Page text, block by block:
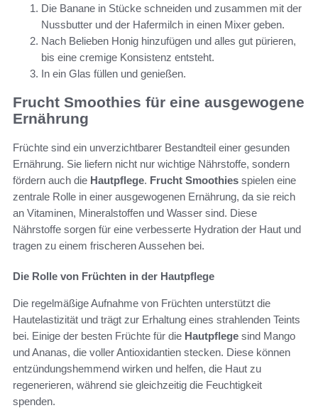
Die Banane in Stücke schneiden und zusammen mit der
Nussbutter und der Hafermilch in einen Mixer geben.
Nach Belieben Honig hinzufügen und alles gut pürieren,
bis eine cremige Konsistenz entsteht.
In ein Glas füllen und genießen.
Frucht Smoothies für eine ausgewogene
Ernährung
Früchte sind ein unverzichtbarer Bestandteil einer gesunden
Ernährung. Sie liefern nicht nur wichtige Nährstoffe, sondern
fördern auch die Hautpflege. Frucht Smoothies spielen eine
zentrale Rolle in einer ausgewogenen Ernährung, da sie reich
an Vitaminen, Mineralstoffen und Wasser sind. Diese
Nährstoffe sorgen für eine verbesserte Hydration der Haut und
tragen zu einem frischeren Aussehen bei.
Die Rolle von Früchten in der Hautpflege
Die regelmäßige Aufnahme von Früchten unterstützt die
Hautelastizität und trägt zur Erhaltung eines strahlenden Teints
bei. Einige der besten Früchte für die Hautpflege sind Mango
und Ananas, die voller Antioxidantien stecken. Diese können
entzündungshemmend wirken und helfen, die Haut zu
regenerieren, während sie gleichzeitig die Feuchtigkeit
spenden.